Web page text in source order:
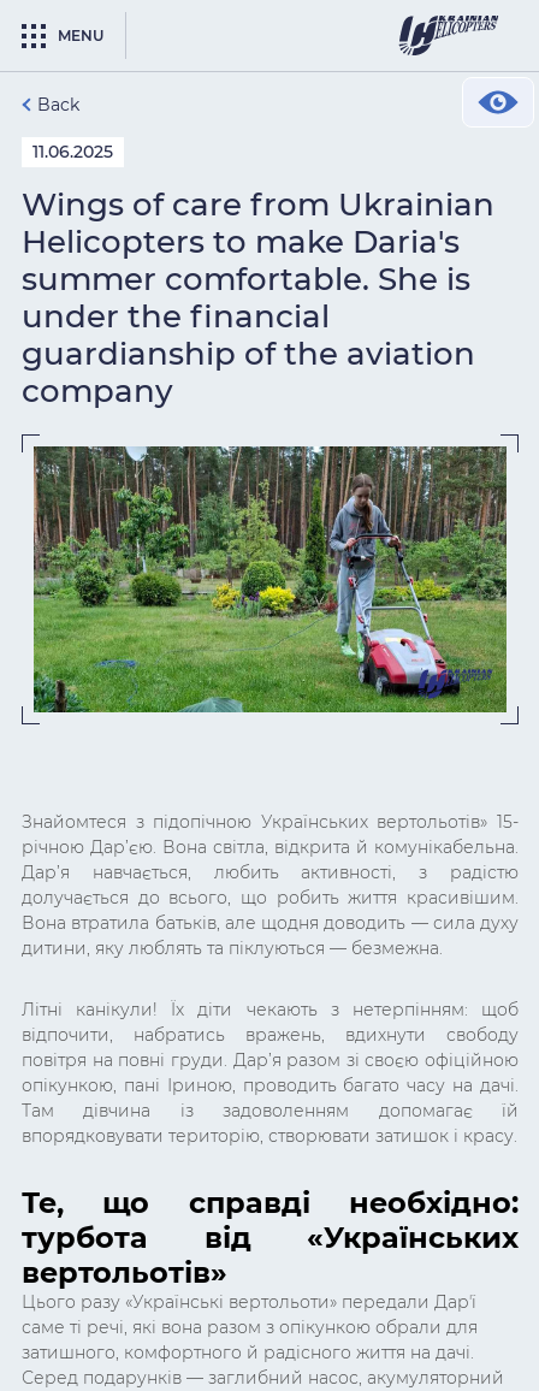
MENU
Back
11.06.2025
Wings of care from Ukrainian
Helicopters to make Daria's
summer comfortable. She is
under the financial
guardianship of the aviation
company
Знайомтеся з підопічною Українських вертольотів» 15-
річною Дар’єю. Вона світла, відкрита й комунікабельна.
Дар’я навчається, любить активності, з радістю
долучається до всього, що робить життя красивішим.
Вона втратила батьків, але щодня доводить — сила духу
дитини, яку люблять та піклуються — безмежна.
Літні канікули! Їх діти чекають з нетерпінням: щоб
відпочити, набратись вражень, вдихнути свободу
повітря на повні груди. Дар’я разом зі своєю офіційною
опікункою, пані Іриною, проводить багато часу на дачі.
Там дівчина із задоволенням допомагає їй
впорядковувати територію, створювати затишок і красу.
Те, що справді необхідно:
турбота від «Українських
вертольотів»
Цього разу «Українські вертольоти» передали Дарʼї
саме ті речі, які вона разом з опікункою обрали для
затишного, комфортного й радісного життя на дачі.
Серед подарунків — заглибний насос, акумуляторний